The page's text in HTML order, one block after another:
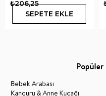
₺206,25
SEPETE EKLE
Bebek Arabası
Kanguru & Anne Kucağı